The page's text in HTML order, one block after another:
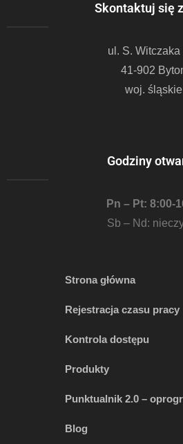
Skontaktuj się
ul. S. Witczaka
41-902
woj.
Godziny
Pn – Pt: 8:00-
Sb – Nd:
Strona główna
Rejestracja czasu pracy
Kontrola dostępu
Produkty
Punktualnik 2.0 –
Blog